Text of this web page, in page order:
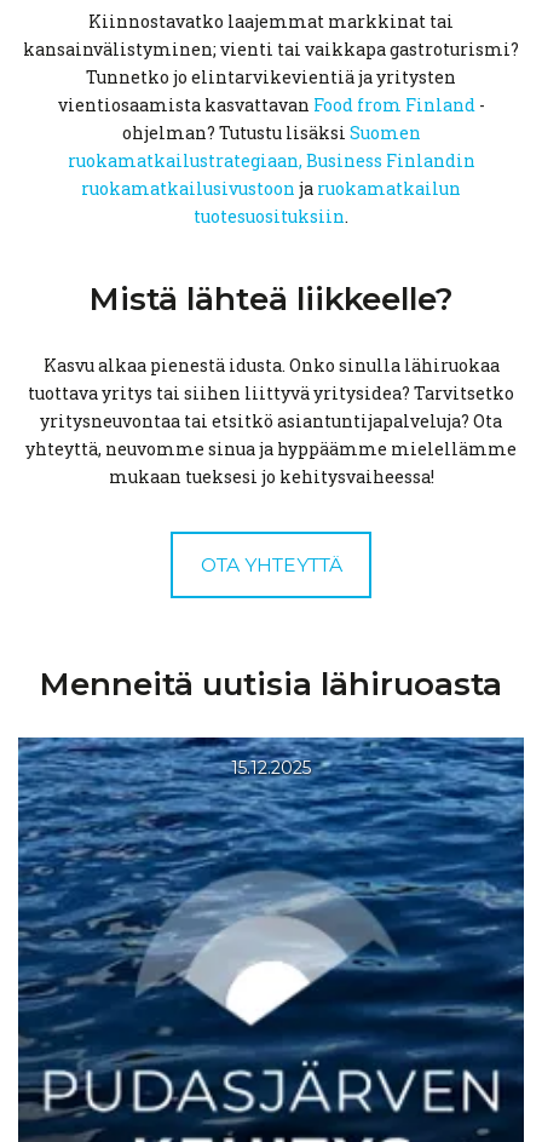
Kiinnostavatko laajemmat markkinat tai
kansainvälistyminen; vienti tai vaikkapa gastroturismi?
Tunnetko jo elintarvikevientiä ja yritysten
vientiosaamista kasvattavan Food from Finland-
ohjelman? Tutustu lisäksi Suomen
ruokamatkailustrategiaan, Business Finlandin
ruokamatkailusivustoon ja ruokamatkailun
tuotesuosituksiin.
Mistä lähteä liikkeelle?
Kasvu alkaa pienestä idusta. Onko sinulla lähiruokaa
tuottava yritys tai siihen liittyvä yritysidea? Tarvitsetko
yritysneuvontaa tai etsitkö asiantuntijapalveluja? Ota
yhteyttä, neuvomme sinua ja hyppäämme mielellämme
mukaan tueksesi jo kehitysvaiheessa!
OTA YHTEYTTÄ
Menneitä uutisia lähiruoasta
15.12.2025